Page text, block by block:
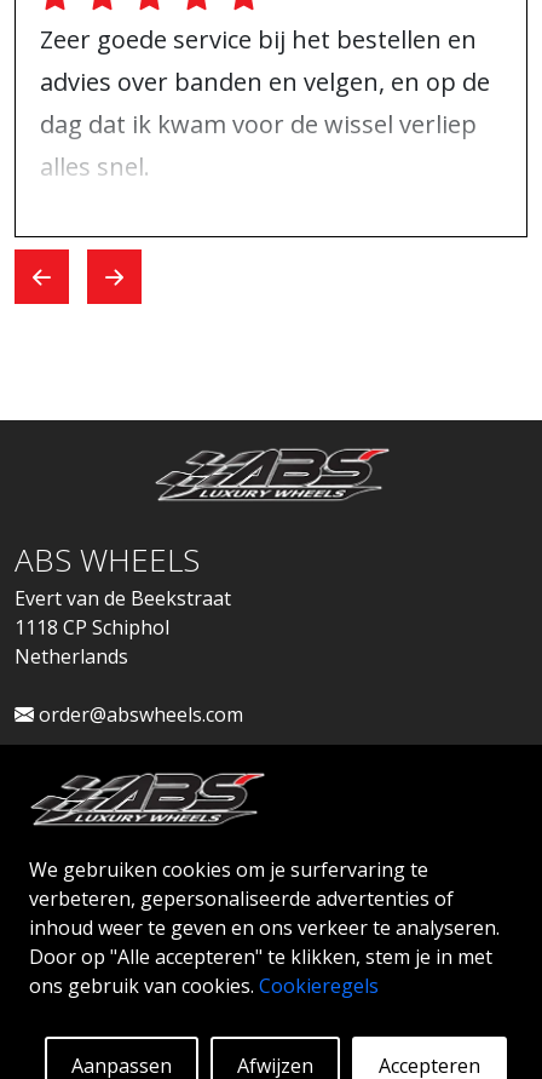
We gebruiken cookies om je surfervaring te
verbeteren, gepersonaliseerde advertenties of
inhoud weer te geven en ons verkeer te analyseren.
Door op "Alle accepteren" te klikken, stem je in met
ons gebruik van cookies. Cookieregels
Accepteren
Afwijzen
Aanpassen
Zeer goede service bij het bestellen en
advies over banden en velgen, en op de
dag dat ik kwam voor de wissel verliep
alles snel.
ABS WHEELS
Evert van de Beekstraat
1118 CP Schiphol
Netherlands
order@abswheels.com
Dealeraccount aanvragen